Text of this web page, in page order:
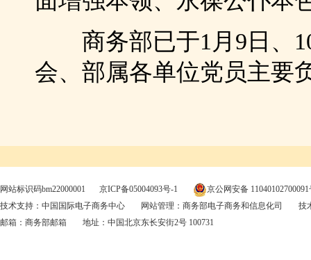
商务部已于1月9日、
会、部属各单位党员主要
网站标识码bm22000001 京ICP备05004093号-1
京公网安备 11040102700091
技术支持：中国国际电子商务中心
网站管理：商务部电子商务和信息化司
技
邮箱： 商务部邮箱 地址：中国北京东长安街2号 100731